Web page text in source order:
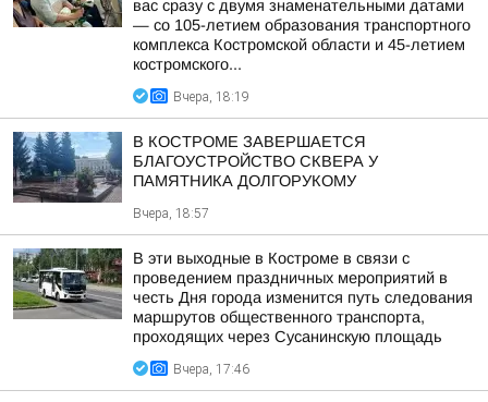
вас сразу с двумя знаменательными датами
— со 105-летием образования транспортного
комплекса Костромской области и 45-летием
костромского...
Вчера, 18:19
В КОСТРОМЕ ЗАВЕРШАЕТСЯ
БЛАГОУСТРОЙСТВО СКВЕРА У
ПАМЯТНИКА ДОЛГОРУКОМУ
Вчера, 18:57
В эти выходные в Костроме в связи с
проведением праздничных мероприятий в
честь Дня города изменится путь следования
маршрутов общественного транспорта,
проходящих через Сусанинскую площадь
Вчера, 17:46